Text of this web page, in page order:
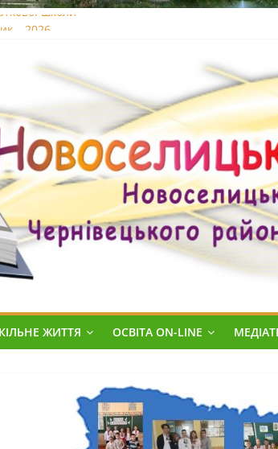
школи
«Старти надій»
про базову середню освіту
ЖИТТЯ ОСВІТА ON-LINE